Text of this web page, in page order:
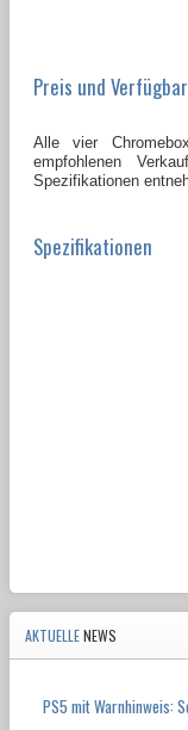
Preis und
Alle vier
empfohlenen
Spezifikationen
Spezifikationen
AKTUELLENEWS
PS5 mit Warnhinweis: